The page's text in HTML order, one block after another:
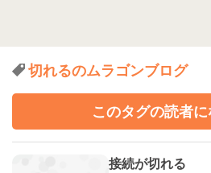
切れるのムラゴンブログ
このタグの読者
接続が切れる